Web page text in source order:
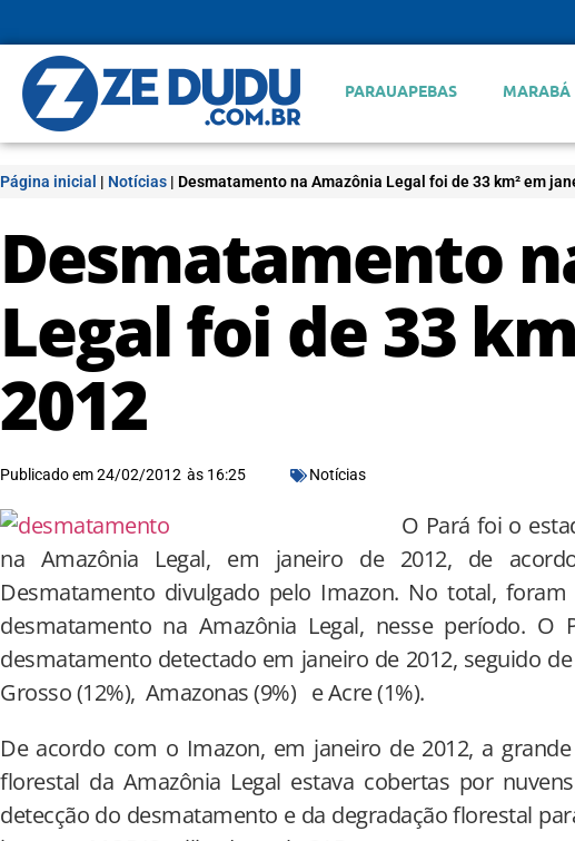
PARAUAPEBAS MARABÁ
Página inicial | Notícias | Desmatamento na Amazônia Legal foi de 33 km² em
Desmatamento
Legal foi de 33
2012
Publicado em24/02/2012 às 16:25 Notícias
O Pará foi o
na Amazônia Legal, em janeiro de 2012, de
Desmatamento divulgado pelo Imazon. No total,
desmatamento na Amazônia Legal, nesse período. O
desmatamento detectado em janeiro de 2012, seguido
Grosso (12%), Amazonas (9%) e Acre (1%).
De acordo com o Imazon, em janeiro de 2012, a
florestal da Amazônia Legal estava cobertas por
detecção do desmatamento e da degradação florestal